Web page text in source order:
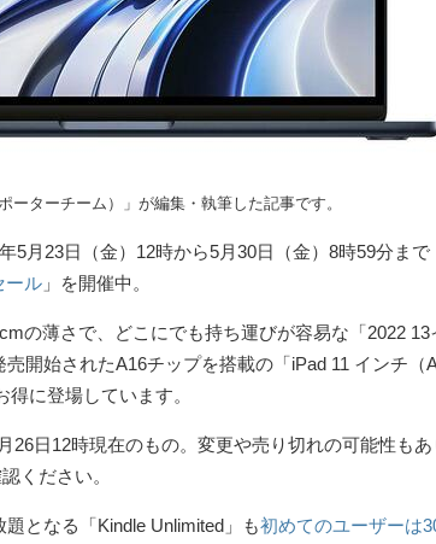
ターチーム）」が編集・執筆した記事です。
5月23日（金）12時から5月30日（金）8時59分まで
ール 」を開催中。
の薄さで、どこにでも持ち運びが容易な「2022 13
開始されたA16チップを搭載の「iPad 11 インチ（
に登場しています。
26日12時現在のもの。変更や売り切れの可能性もあ
ください。
となる「Kindle Unlimited」も初めてのユーザーは